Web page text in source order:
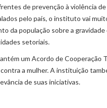
de prevenção à violência
pelo país, o instituto vai
da população sobre a
setoriais.
um Acordo de
a mulher. A instituição
de suas iniciativas.